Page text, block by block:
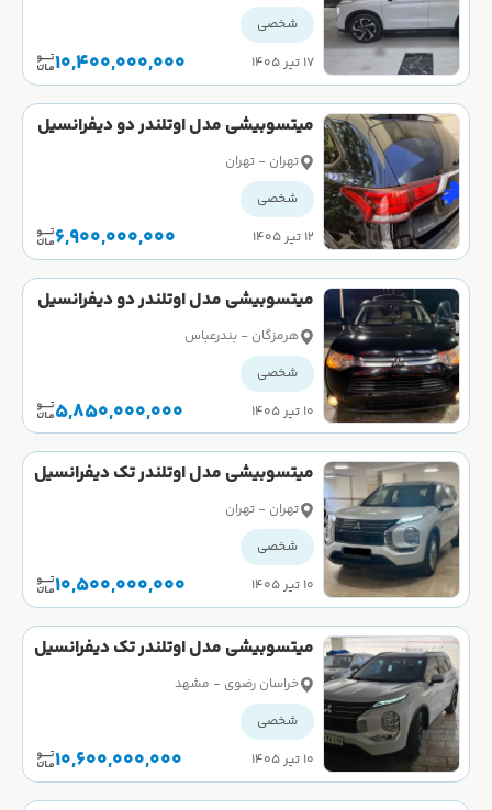
شخصی
۱۷ تیر ۱۴۰۵
10,400,000,000
میتسوبیشی مدل اوتلندر دو دیفرانسیل
تیپ 5 سال 2017 کارکردهتهران - تهران
شخصی
۱۲ تیر ۱۴۰۵
6,900,000,000
میتسوبیشی مدل اوتلندر دو دیفرانسیل
تیپ 4 سال 2015 کارکردههرمزگان - بندرعباس
شخصی
۱۰ تیر ۱۴۰۵
5,850,000,000
میتسوبیشی مدل اوتلندر تک دیفرانسیل
M لاین سال 2023 صفرتهران - تهران
شخصی
۱۰ تیر ۱۴۰۵
10,500,000,000
میتسوبیشی مدل اوتلندر تک دیفرانسیل
H لاین سال 2023 کارکرده خراسان رضوی - مشهد
شخصی
۱۰ تیر ۱۴۰۵
10,600,000,000